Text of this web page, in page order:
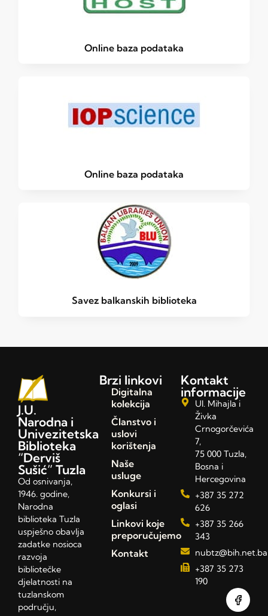
Online baza podataka
Online baza podataka
Savez balkanskih biblioteka
J.U.
Narodna i
Univezitetska
Biblioteka
“Derviš
Sušić” Tuzla
Od osnivanja,
1946. godine,
Narodna
biblioteka Tuzla
uspješno obavlja
zadatke nosioca
razvoja
bibliotečke
djelatnosti na
tuzlanskom
području,
Brzi linkovi
Digitalna
kolekcija
Članstvo i
uslovi
korištenja
Naše
usluge
Konkursi i
oglasi
Linkovi koje
preporučujemo
Kontakt
Kontakt
informacije
Ul. Mihajla i
Živka
Crnogorčevića
7,
75 000 Tuzla,
Bosna i
Hercegovina
+387 35 272
626
+387 35 266
343
nubtz@bih.net.ba
+387 35 273
190